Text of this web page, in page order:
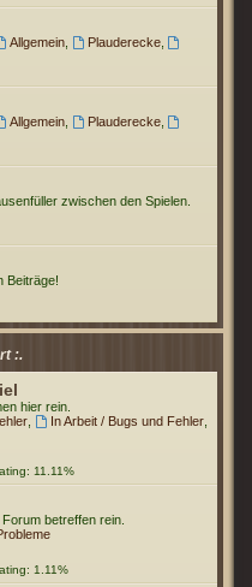
Allgemein, Plauderecke,
Allgemein, Plauderecke,
zwischen den Spielen.
Beiträge!
:.
hier rein.
, In Arbeit / Bugs und Fehler,
11.11%
betreffen rein.
1.11%